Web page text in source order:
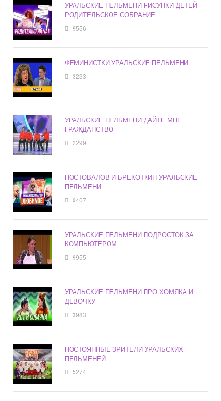
УРАЛЬСКИЕ ПЕЛЬМЕНИ РИСУНКИ ДЕТЕЙ
РОДИТЕЛЬСКОЕ СОБРАНИЕ
9556
ФЕМИНИСТКИ УРАЛЬСКИЕ ПЕЛЬМЕНИ
3233
УРАЛЬСКИЕ ПЕЛЬМЕНИ ДАЙТЕ МНЕ
ГРАЖДАНСТВО
2299
ПОСТОВАЛОВ И БРЕКОТКИН УРАЛЬСКИЕ
ПЕЛЬМЕНИ
9467
УРАЛЬСКИЕ ПЕЛЬМЕНИ ПОДРОСТОК ЗА
КОМПЬЮТЕРОМ
9955
УРАЛЬСКИЕ ПЕЛЬМЕНИ ПРО ХОМЯКА И
ДЕВОЧКУ
3983
ПОСТОЯННЫЕ ЗРИТЕЛИ УРАЛЬСКИХ
ПЕЛЬМЕНЕЙ
5274